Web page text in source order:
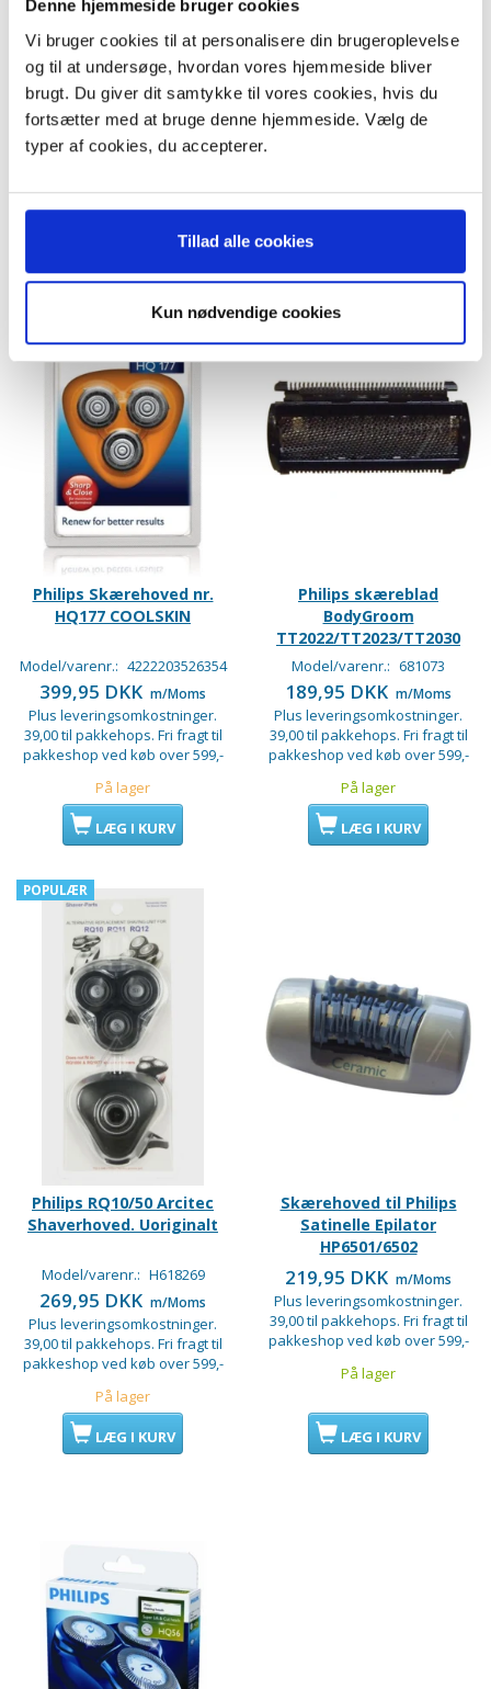
Denne hjemmeside bruger cookies
Vi bruger cookies til at personalisere din brugeroplevelse
og til at undersøge, hvordan vores hjemmeside bliver
brugt. Du giver dit samtykke til vores cookies, hvis du
fortsætter med at bruge denne hjemmeside. Vælg de
typer af cookies, du accepterer.
Tillad alle cookies
Kun nødvendige cookies
Philips skæreblad HP2905
109,95 DKK m/Moms
Plus leveringsomkostninger.
39,00 til pakkehops. Fri fragt til
pakkeshop ved køb over 599,-
Skærehoved Nr. HQ167 /
COOL SKIN, kort med 3
stk.
499,95 DKK m/Moms
Plus leveringsomkostninger.
39,00 til pakkehops. Fri fragt til
Philips Skærehoved nr.
HQ177 COOLSKIN
Model/varenr.: 4222203526354
399,95 DKK m/Moms
Plus leveringsomkostninger.
39,00 til pakkehops. Fri fragt til
pakkeshop ved køb over 599,-
På lager
LÆG I KURV
Philips skæreblad
BodyGroom
TT2022/TT2023/TT2030
Model/varenr.: 681073
189,95 DKK m/Moms
Plus leveringsomkostninger.
39,00 til pakkehops. Fri fragt til
pakkeshop ved køb over 599,-
På lager
LÆG I KURV
POPULÆR
Philips RQ10/50 Arcitec
Shaverhoved. Uoriginalt
Model/varenr.: H618269
269,95 DKK m/Moms
Plus leveringsomkostninger.
39,00 til pakkehops. Fri fragt til
pakkeshop ved køb over 599,-
På lager
LÆG I KURV
Skærehoved til Philips
Satinelle Epilator
HP6501/6502
219,95 DKK m/Moms
Plus leveringsomkostninger.
39,00 til pakkehops. Fri fragt til
pakkeshop ved køb over 599,-
På lager
LÆG I KURV